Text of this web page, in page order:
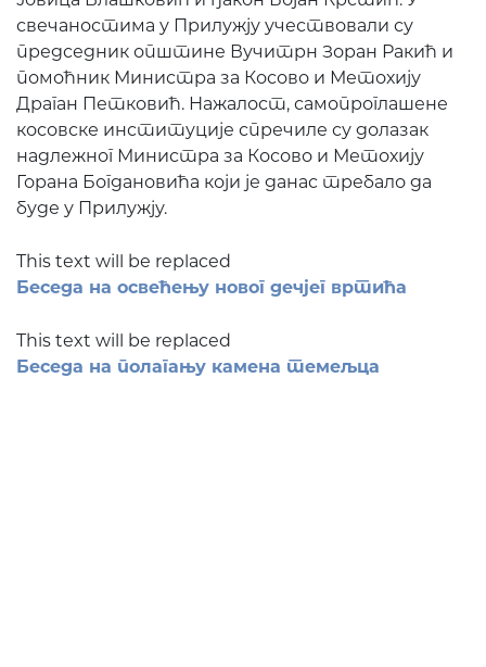
свечаностима у Прилужју учествовали су
председник општине Вучитрн Зоран Ракић и
помоћник Министра за Косово и Метохију
Драган Петковић. Нажалост, самопроглашене
косовске институције спречиле су долазак
надлежног Министра за Косово и Метохију
Горана Богдановића који је данас требало да
буде у Прилужју.
This text will be replaced
Беседа на освећењу новог дечјег вртића
This text will be replaced
Беседа на полагању камена темељца